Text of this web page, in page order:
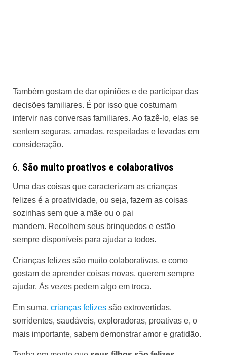
Também gostam de dar opiniões e de participar das
decisões familiares. É por isso que costumam
intervir nas conversas familiares. Ao fazê-lo, elas se
sentem seguras, amadas, respeitadas e levadas em
consideração.
6. São muito proativos e colaborativos
Uma das coisas que caracterizam as crianças
felizes é a proatividade, ou seja, fazem as coisas
sozinhas sem que a mãe ou o pai
mandem. Recolhem seus brinquedos e estão
sempre disponíveis para ajudar a todos.
Crianças felizes são muito colaborativas, e como
gostam de aprender coisas novas, querem sempre
ajudar. Às vezes pedem algo em troca.
Em suma, crianças felizes são extrovertidas,
sorridentes, saudáveis, exploradoras, proativas e, o
mais importante, sabem demonstrar amor e gratidão.